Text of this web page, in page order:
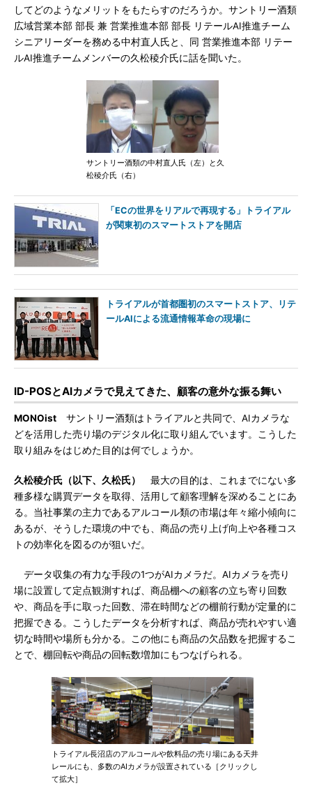
してどのようなメリットをもたらすのだろうか。サントリー酒類
広域営業本部 部長 兼 営業推進本部 部長 リテールAI推進チーム
シニアリーダーを務める中村直人氏と、同 営業推進本部 リテー
ルAI推進チームメンバーの久松稜介氏に話を聞いた。
サントリー酒類の中村直人氏（左）と久
松稜介氏（右）
「ECの世界をリアルで再現する」トライアル
が関東初のスマートストアを開店
トライアルが首都圏初のスマートストア、リテ
ールAIによる流通情報革命の現場に
ID-POSとAIカメラで見えてきた、顧客の意外な振る舞い
MONOist サントリー酒類はトライアルと共同で、AIカメラな
どを活用した売り場のデジタル化に取り組んでいます。こうした
取り組みをはじめた目的は何でしょうか。
久松稜介氏（以下、久松氏）
最大の目的は、これまでにない多
種多様な購買データを取得、活用して顧客理解を深めることにあ
る。当社事業の主力であるアルコール類の市場は年々縮小傾向に
あるが、そうした環境の中でも、商品の売り上げ向上や各種コス
トの効率化を図るのが狙いだ。
データ収集の有力な手段の1つがAIカメラだ。AIカメラを売り
場に設置して定点観測すれば、商品棚への顧客の立ち寄り回数
や、商品を手に取った回数、滞在時間などの棚前行動が定量的に
把握できる。こうしたデータを分析すれば、商品が売れやすい適
切な時間や場所も分かる。この他にも商品の欠品数を把握するこ
とで、棚回転や商品の回転数増加にもつなげられる。
トライアル長沼店のアルコールや飲料品の売り場にある天井
レールにも、多数のAIカメラが設置されている［クリックし
て拡大］